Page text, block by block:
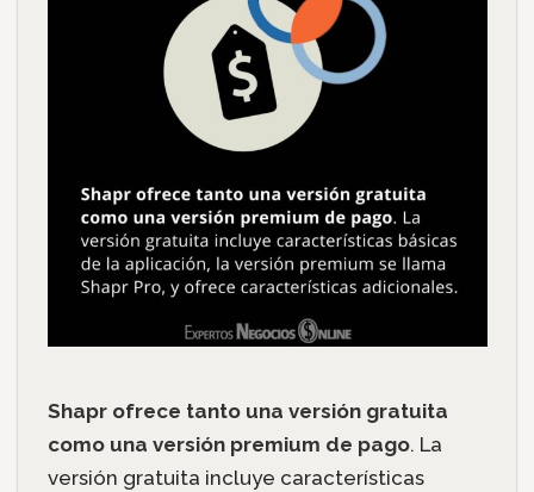
Shapr ofrece tanto una versión gratuita
como una versión premium de pago. La
versión gratuita incluye características